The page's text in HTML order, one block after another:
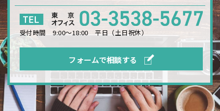
受付時間 9:00〜18:00 平日（土日祝休）
フォームで相談する